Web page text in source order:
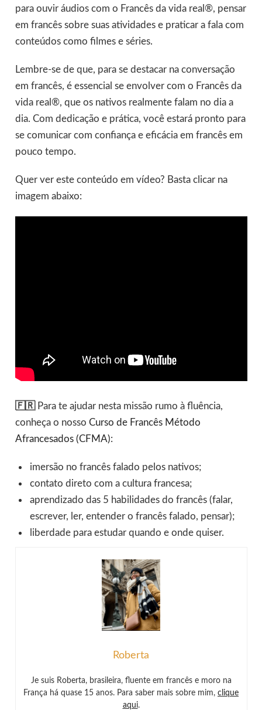
para ouvir áudios com o Francês da vida real®, pensar
em francês sobre suas atividades e praticar a fala com
conteúdos como filmes e séries.
Lembre-se de que, para se destacar na conversação
em francês, é essencial se envolver com o Francês da
vida real®, que os nativos realmente falam no dia a
dia. Com dedicação e prática, você estará pronto para
se comunicar com confiança e eficácia em francês em
pouco tempo.
Quer ver este conteúdo em vídeo? Basta clicar na
imagem abaixo:
🇫🇷 Para te ajudar nesta missão rumo à fluência,
conheça o nosso Curso de Francês Método
Afrancesados (CFMA):
imersão no francês falado pelos nativos;
contato direto com a cultura francesa;
aprendizado das 5 habilidades do francês (falar,
escrever, ler, entender o francês falado, pensar);
liberdade para estudar quando e onde quiser.
Roberta
Je suis Roberta, brasileira, fluente em francês e moro na
França há quase 15 anos. Para saber mais sobre mim, clique
aqui.